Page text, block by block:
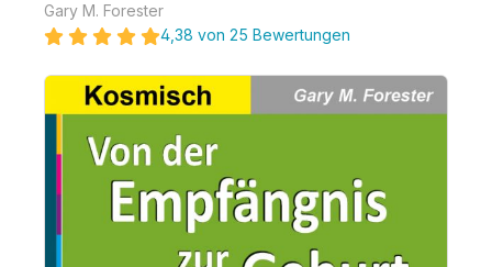
Gary M. Forester
4,38 von 25 Bewertungen
Bildergalerie überspringen